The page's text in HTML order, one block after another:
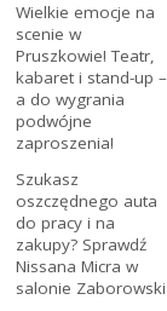
Wielkie emocje na
scenie w
Pruszkowie! Teatr,
kabaret i stand-up –
a do wygrania
podwójne
zaproszenia!
Szukasz
oszczędnego auta
do pracy i na
zakupy? Sprawdź
Nissana Micra w
salonie Zaborowski